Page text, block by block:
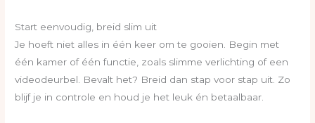
Start eenvoudig, breid slim uit
Je hoeft niet alles in één keer om te gooien. Begin met
één kamer of één functie, zoals slimme verlichting of een
videodeurbel. Bevalt het? Breid dan stap voor stap uit. Zo
blijf je in controle en houd je het leuk én betaalbaar.